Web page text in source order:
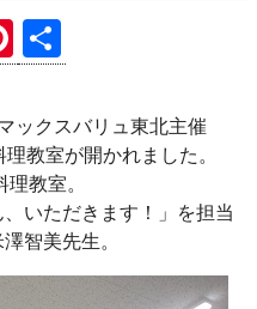
Pi
nt
er
es
t
有
ックスバリュ東北主催
教室が開かれました。
教室。
いただきます！」を担当
智美先生。